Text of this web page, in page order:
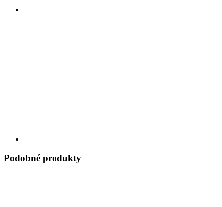
Podobné produkty